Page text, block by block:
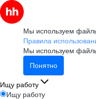
Мы используем
Правила
Мы используем
Понятно
Ищу работу
Ищу работу